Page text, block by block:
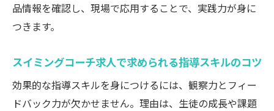
品情報を確認し、現場で応用することで、実践力が身に
つきます。
スイミングコーチ求人で求められる指導スキルのコツ
効果的な指導スキルを身につけるには、観察力とフィー
ドバック力が欠かせません。理由は、生徒の成長や課題